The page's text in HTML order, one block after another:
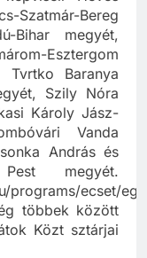
Heves
Szatmár-Bereg
Bihar megyét,
Esztergom
Baranya
Szily Nóra
Károly Jász-
Vanda
András és
megyét.
programs/ecset/
többek között
Közt sztárjai